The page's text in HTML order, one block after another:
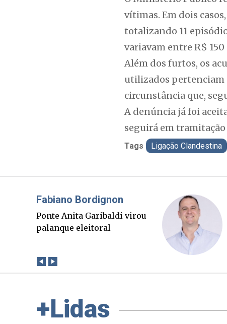
vítimas. Em dois
totalizando 11
variavam entre R$ 150
Além dos furtos, os
utilizados pertenciam
circunstância que,
A denúncia já foi
seguirá em
Tags Ligação Clandestina
Misael Elias
O Boato corre mais rápido
que a verdade. Mas quem
+Lidas